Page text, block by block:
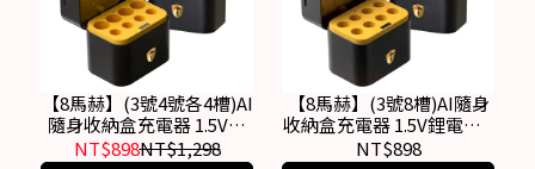
【8馬赫】(3號4號各4槽)AI
隨身收納盒充電器 1.5V鋰
電池 3號/AA，4號/AAA
NT$898NT$1,298
【8馬赫】(3號8槽)AI隨身
收納盒充電器 1.5V鋰電池 3
號/AA專用
NT$898